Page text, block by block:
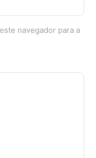
navegador para a